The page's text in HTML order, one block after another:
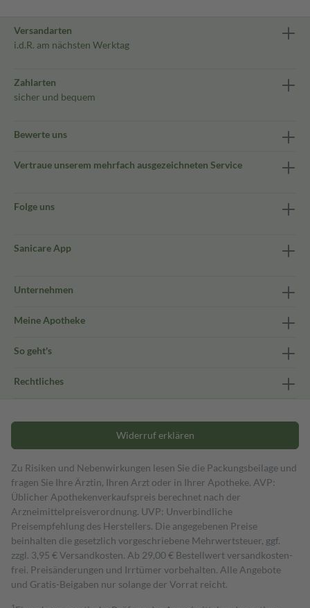
Versandarten
i.d.R. am nächsten Werktag
Zahlarten
sicher und bequem
Bewerte uns
Vertraue unserem mehrfach ausgezeichneten Service
Folge uns
Sanicare App
Unternehmen
Meine Apotheke
So geht's
Rechtliches
Widerruf erklären
Zu Risiken und Nebenwirkungen lesen Sie die Packungsbeilage und
fragen Sie Ihre Ärztin, Ihren Arzt oder in Ihrer Apotheke. AVP:
Üblicher Apothekenverkaufspreis berechnet nach der
Arzneimittelpreisverordnung. UVP: Unverbindliche
Preisempfehlung des Herstellers. Die angegebenen Preise
beinhalten die gesetzlich vorgeschriebene Mehrwertsteuer, ggf.
zzgl. 3,95 € Versandkosten. Ab 29,00 € Bestell­wert versand­kosten­
frei. Preisänderungen und Irrtümer vorbehalten. Alle Angebote
und Gratis-Beigaben nur solange der Vorrat reicht.